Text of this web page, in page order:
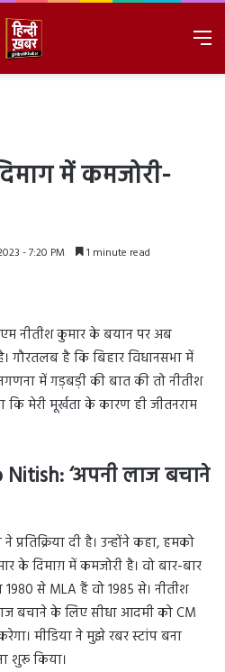
में कमजोरी-
- 7:20 PM 1 minute read
नीतीश कुमार के बयान पर अब
गौरतलब है कि बिहार विधानसभा में
में गड़बड़ी की बात की तो नीतीश
मेरी मूर्खता के कारण ही जीतनराम
‘अपनी लाज बचाने
दी है। उन्होंने कहा, हमको
के दिमाग़ में कमजोरी है। वो बार-बार
से MLA हैं वो 1985 से। नीतीश
बचाने के लिए सीधा आदमी को CM
मीडिया ने मुझे रबर स्टांप बना
शुरू किया।